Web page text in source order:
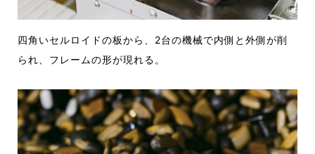
四角いセルロイドの板から、2台の機械で内側と外側が削
られ、フレームの形が現れる。